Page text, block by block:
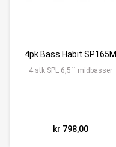
4pk Bass Habit SP165M
4 stk SPL 6,5`` midbasser
kr 798,00